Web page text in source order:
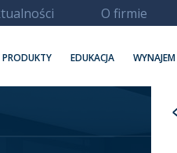
O firmie
PRODUKTY EDUKACJA WYNAJEM